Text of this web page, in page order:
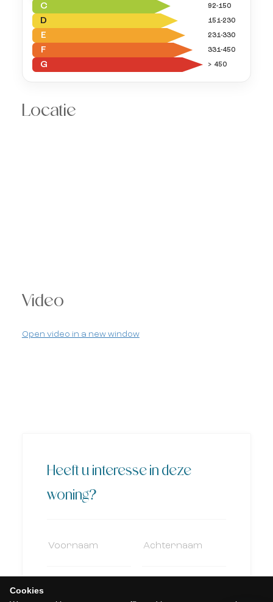
C 92-150
D 151-230
E 231-330
F 331-450
G > 450
Locatie
Video
Open video in a new window
Heeft u interesse in deze
woning?
Cookies